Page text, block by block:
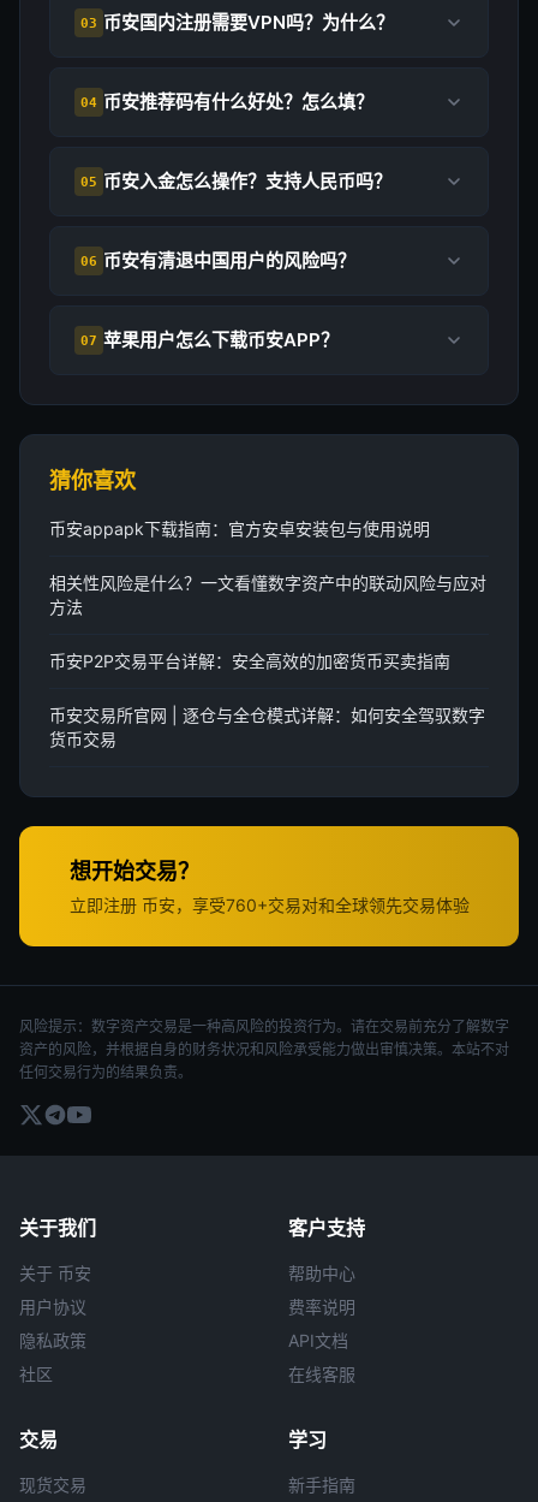
03 币安国内注册需要VPN吗？为什么？
04 币安推荐码有什么好处？怎么填？
05 币安入金怎么操作？支持人民币吗？
06 币安有清退中国用户的风险吗？
07 苹果用户怎么下载币安APP？
猜你喜欢
币安appapk下载指南：官方安卓安装包与使用说明
相关性风险是什么？一文看懂数字资产中的联动风险与应对
方法
币安P2P交易平台详解：安全高效的加密货币买卖指南
币安交易所官网 | 逐仓与全仓模式详解：如何安全驾驭数字
货币交易
想开始交易？
立即注册 币安，享受760+交易对和全球领先交易体验
风险提示：数字资产交易是一种高风险的投资行为。请在交易前充分了解数字
资产的风险，并根据自身的财务状况和风险承受能力做出审慎决策。本站不对
任何交易行为的结果负责。
关于我们
关于 币安
用户协议
隐私政策
社区
客户支持
帮助中心
费率说明
API文档
在线客服
交易
现货交易
学习
新手指南